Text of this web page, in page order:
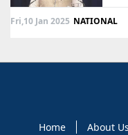
Fri,10 Jan 2025 NATIONAL
Home About Us